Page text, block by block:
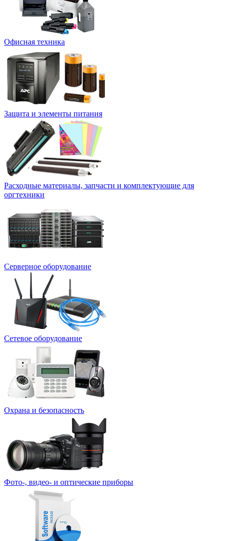
Офисная техника
Защита и элементы питания
Расходные материалы, запчасти и комплектующие для
оргтехники
Серверное оборудование
Сетевое оборудование
Охрана и безопасность
Фото-, видео- и оптические приборы